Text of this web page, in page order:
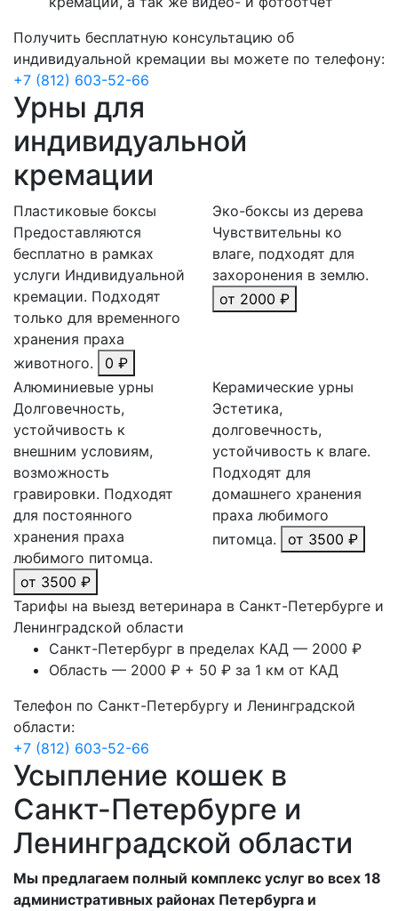
Получить бесплатную консультацию об
индивидуальной кремации вы можете по телефону:
+7 (812) 603-52-66
Урны для
индивидуальной
кремации
Пластиковые боксы
Предоставляются
бесплатно в рамках
услуги Индивидуальной
кремации. Подходят
только для временного
хранения праха
животного.
0 ₽
Эко-боксы из дерева
Чувствительны ко
влаге, подходят для
захоронения в землю.
от 2000 ₽
Алюминиевые урны
Долговечность,
устойчивость к
внешним условиям,
возможность
гравировки. Подходят
для постоянного
хранения праха
любимого питомца.
от 3500 ₽
Керамические урны
Эстетика,
долговечность,
устойчивость к влаге.
Подходят для
домашнего хранения
праха любимого
питомца.
от 3500 ₽
Тарифы на выезд ветеринара в Санкт-Петербурге и
Ленинградской области
Санкт-Петербург в пределах КАД — 2000 ₽
Область — 2000 ₽ + 50 ₽ за 1 км от КАД
Телефон по Санкт-Петербургу и Ленинградской
области:
+7 (812) 603-52-66
Усыпление кошек в
Санкт-Петербурге и
Ленинградской области
Мы предлагаем полный комплекс услуг во всех 18
административных районах Петербурга и